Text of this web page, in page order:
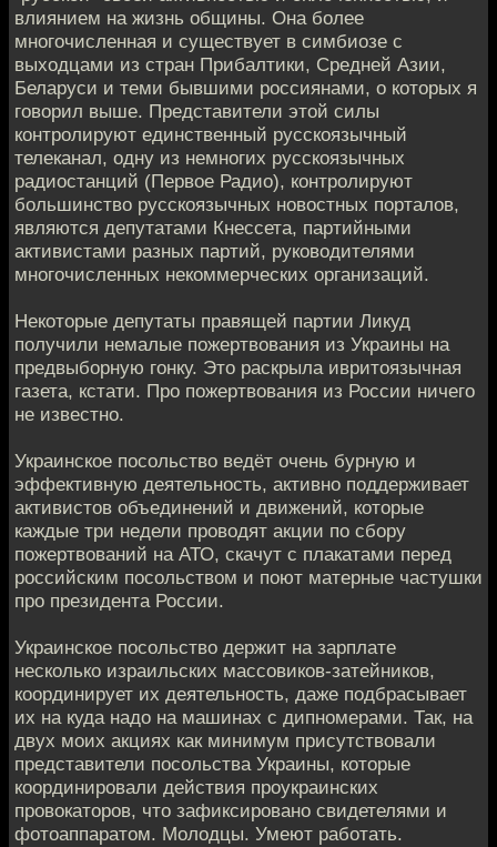
влиянием на жизнь общины. Она более
многочисленная и существует в симбиозе с
выходцами из стран Прибалтики, Средней Азии,
Беларуси и теми бывшими россиянами, о которых я
говорил выше. Представители этой силы
контролируют единственный русскоязычный
телеканал, одну из немногих русскоязычных
радиостанций (Первое Радио), контролируют
большинство русскоязычных новостных порталов,
являются депутатами Кнессета, партийными
активистами разных партий, руководителями
многочисленных некоммерческих организаций.
Некоторые депутаты правящей партии Ликуд
получили немалые пожертвования из Украины на
предвыборную гонку. Это раскрыла ивритоязычная
газета, кстати. Про пожертвования из России ничего
не известно.
Украинское посольство ведёт очень бурную и
эффективную деятельность, активно поддерживает
активистов объединений и движений, которые
каждые три недели проводят акции по сбору
пожертвований на АТО, скачут с плакатами перед
российским посольством и поют матерные частушки
про президента России.
Украинское посольство держит на зарплате
несколько израильских массовиков-затейников,
координирует их деятельность, даже подбрасывает
их на куда надо на машинах с дипномерами. Так, на
двух моих акциях как минимум присутствовали
представители посольства Украины, которые
координировали действия проукраинских
провокаторов, что зафиксировано свидетелями и
фотоаппаратом. Молодцы. Умеют работать.